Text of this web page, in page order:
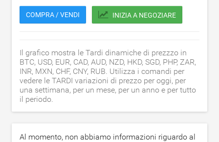
COMPRA / VENDI INIZIA A NEGOZIARE
Il grafico mostra le Tardi dinamiche di prezzzo in
BTC, USD, EUR, CAD, AUD, NZD, HKD, SGD, PHP, ZAR,
INR, MXN, CHF, CNY, RUB. Utilizza i comandi per
vedere le TARDI variazioni di prezzo per oggi, per
una settimana, per un mese, per un anno e per tutto
il periodo.
Al momento, non abbiamo informazioni riguardo al